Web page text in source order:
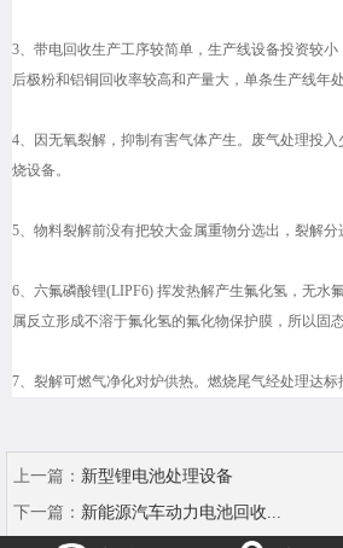
3、带电回收生产工序较简单，生产线设备投资较
后极粉和铝铜回收率较高和产量大，单条生产线年
4、因无氧裂解，抑制有害气体产生。废气处理投
烧设备。
5、物料裂解前没有把较大金属重物分选出，裂解分
6、六氟磷酸锂(LIPF6) 挥发热解产生氟化氢，无水
属反立形成不溶于氟化氢的氟化物保护膜，所以固
7、裂解可燃气净化对炉供热。燃烧尾气经处理达标
上一篇： 新型锂电池处理设备
下一篇： 新能源汽车动力电池回收...